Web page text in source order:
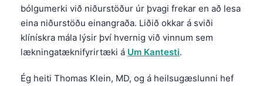
bólgumerki við niðurstöður úr þvagi frekar en að lesa
eina niðurstöðu einangraða. Liðið okkar á sviði
klínískra mála lýsir því hvernig við vinnum sem
lækningatæknifyrirtæki á Um Kantesti.
Ég heiti Thomas Klein, MD, og á heilsugæslunni hef